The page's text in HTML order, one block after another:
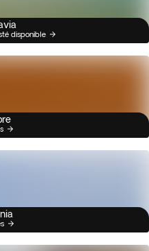
disponible